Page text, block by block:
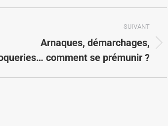
SUIVANT
Arnaques, démarchages,
comment se prémunir ?